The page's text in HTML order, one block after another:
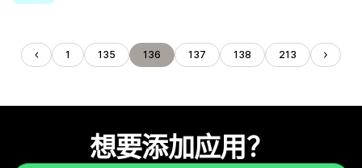
1 135 136 137 138 213
想要添加应用？